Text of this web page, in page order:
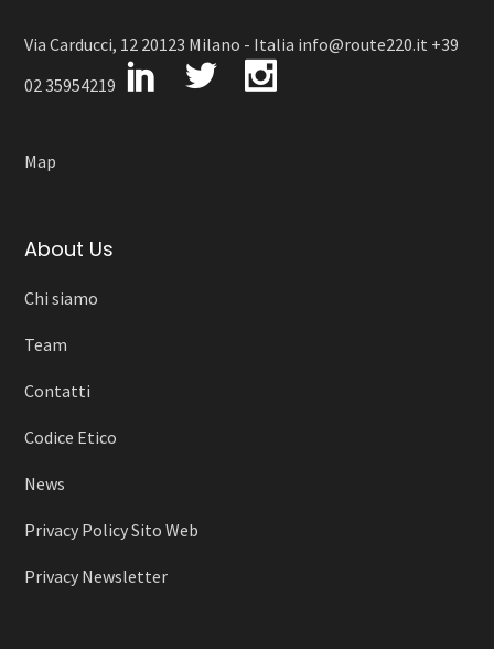
Via Carducci, 12 20123 Milano - Italia info@route220.it +39
02 35954219
Map
About Us
Chi siamo
Team
Contatti
Codice Etico
News
Privacy Policy Sito Web
Privacy Newsletter